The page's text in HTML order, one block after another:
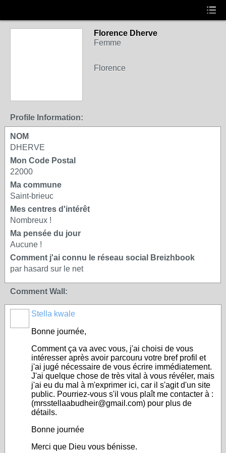
Florence Dherve
Femme
Florence
Profile Information:
NOM
DHERVE
Mon Code Postal
22000
Ma commune
Saint-brieuc
Mes centres d'intérêt
Nombreux !
Ma pensée du jour
Aucune !
Comment j'ai connu le réseau social Breizhbook
par hasard sur le net
Comment Wall:
Stella kwale
Bonne journée,
Comment ça va avec vous, j'ai choisi de vous
intéresser après avoir parcouru votre bref profil et
j'ai jugé nécessaire de vous écrire immédiatement.
J'ai quelque chose de très vital à vous révéler, mais
j'ai eu du mal à m'exprimer ici, car il s'agit d'un site
public. Pourriez-vous s'il vous plaît me contacter à :
(mrsstellaabudheir@gmail.com) pour plus de
détails.
Bonne journée
Merci que Dieu vous bénisse.